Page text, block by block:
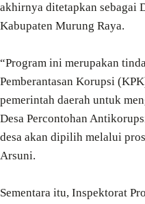
akhirnya ditetapkan sebagai
Kabupaten Murung Raya.
“Program ini merupakan
Pemberantasan Korupsi
pemerintah daerah untuk
Desa Percontohan
desa akan dipilih melalui
Arsuni.
Sementara itu, Inspektorat